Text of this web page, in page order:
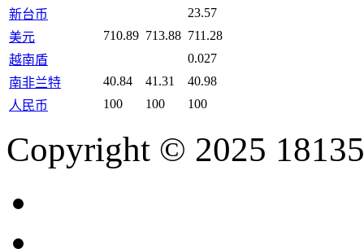
新台币
23.57
美元
710.89 713.88 711.28
越南盾
0.027
南非兰特
40.84 41.31
40.98
人民币
100 100 100
Copyright © 2025